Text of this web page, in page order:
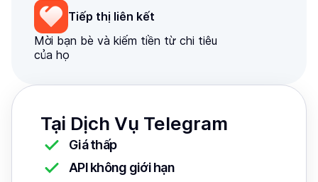
Tiếp thị liên kết
Mời bạn bè và kiếm tiền từ chi tiêu
của họ
Tại Dịch Vụ Telegram
Giá thấp
API không giới hạn